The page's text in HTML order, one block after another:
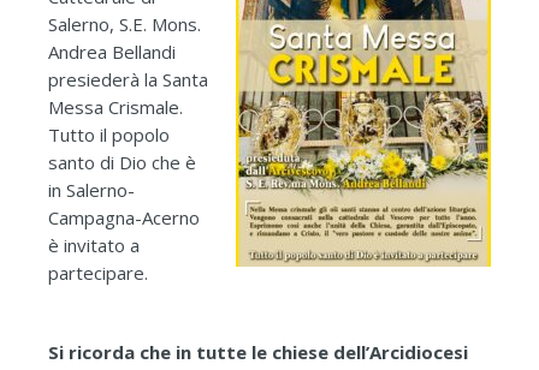
Salerno, S.E. Mons.
Andrea Bellandi
presiederà la Santa
Messa Crismale.
Tutto il popolo
santo di Dio che è
in Salerno-
Campagna-Acerno
è invitato a
partecipare.
Si ricorda che in tutte le chiese dell’Arcidiocesi